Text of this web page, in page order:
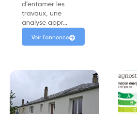
d’entamer les
travaux, une
analyse appr…
Voir l'annonce